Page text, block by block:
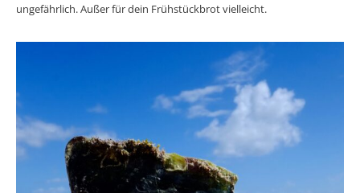
ungefährlich. Außer für dein Frühstückbrot vielleicht.